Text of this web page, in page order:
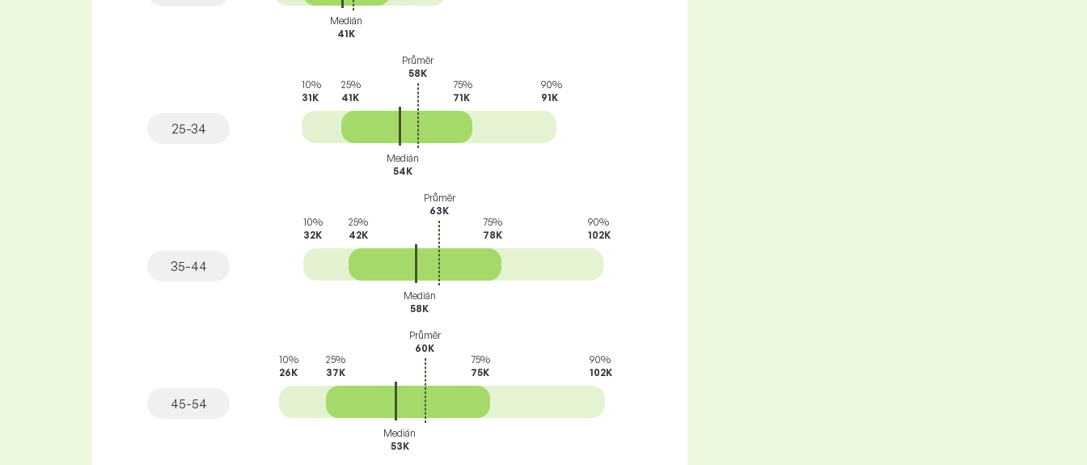
Medián
41K
25-34
Průměr
58K
Medián
54K
10%
31K
25%
41K
75%
71K
90%
91K
35-44
Průměr
63K
Medián
58K
10%
32K
25%
42K
75%
78K
90%
102K
45-54
Průměr
60K
Medián
53K
10%
26K
25%
37K
75%
75K
90%
102K